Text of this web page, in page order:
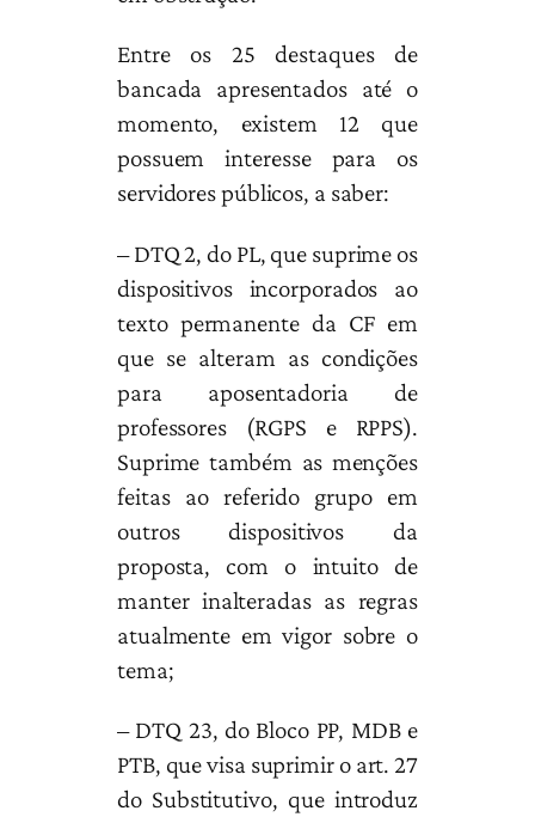
Entre os 25 destaques de
bancada apresentados até o
momento, existem 12 que
possuem interesse para os
servidores públicos, a saber:
– DTQ 2, do PL, que suprime os
dispositivos incorporados ao
texto permanente da CF em
que se alteram as condições
para aposentadoria de
professores (RGPS e RPPS).
Suprime também as menções
feitas ao referido grupo em
outros dispositivos da
proposta, com o intuito de
manter inalteradas as regras
atualmente em vigor sobre o
tema;
– DTQ 23, do Bloco PP, MDB e
PTB, que visa suprimir o art. 27
do Substitutivo, que introduz